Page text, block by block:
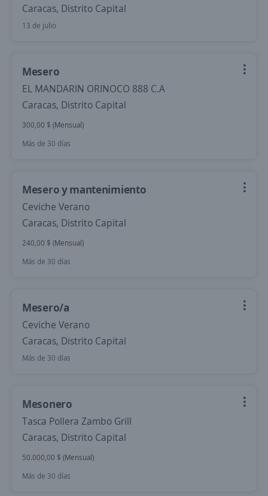
Caracas, Distrito Capital
13 de julio
Mesero
EL MANDARIN ORINOCO 888 C.A
Caracas, Distrito Capital
300,00 $ (Mensual)
Más de 30 días
Mesero y mantenimiento
Ceviche Verano
Caracas, Distrito Capital
240,00 $ (Mensual)
Más de 30 días
Mesero/a
Ceviche Verano
Caracas, Distrito Capital
Más de 30 días
Mesonero
Tasca Pollera Zambo Grill
Caracas, Distrito Capital
50.000,00 $ (Mensual)
Más de 30 días